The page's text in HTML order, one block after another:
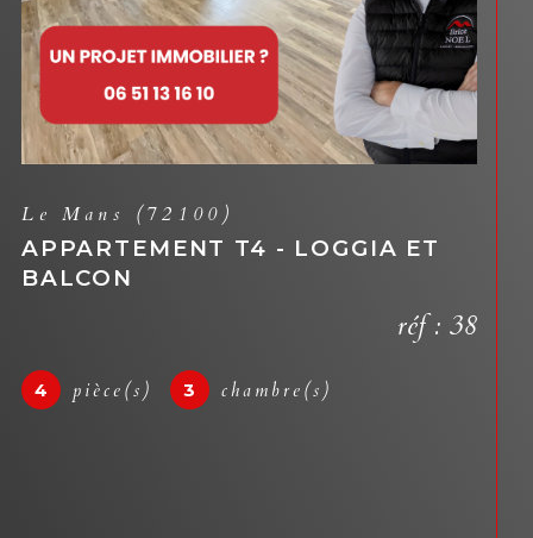
Le Mans (72000)
APPARTEMENT T4 - GARAGE ET
BALCON
réf : 12
4 pièce(s) 3 chambre(s)